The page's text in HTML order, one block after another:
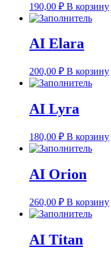
190,00 ₽ В корзину
AI Elara
200,00 ₽ В корзину
AI Lyra
180,00 ₽ В корзину
AI Orion
260,00 ₽ В корзину
AI Titan